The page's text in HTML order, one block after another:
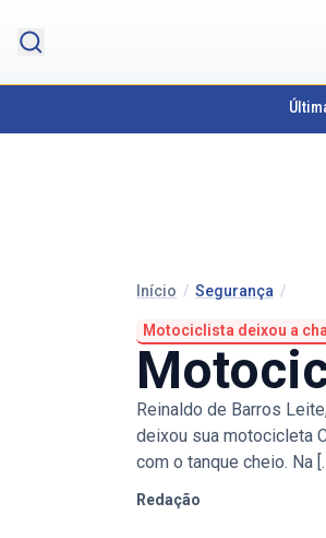
Início /Segurança /
Motociclista deixou a
Reinaldo de Barros
deixou sua motocicleta
com o tanque cheio. Na
Redação